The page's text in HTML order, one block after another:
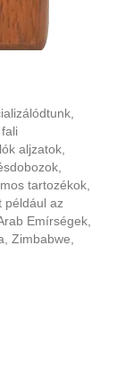
aljzatok,
tartozékok,
például az
Emírségek,
Zimbabwe,